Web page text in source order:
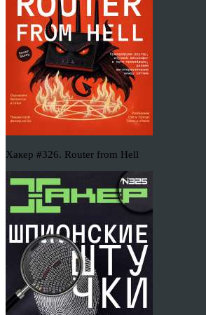
Хакер #326. Router from Hell